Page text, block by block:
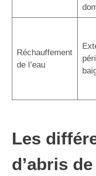
Réchauffement
de l’eau
Les
d’abris